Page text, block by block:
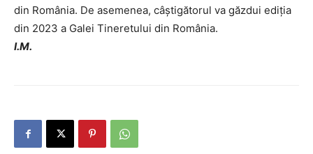
din România. De asemenea, câștigătorul va găzdui ediția
din 2023 a Galei Tineretului din România.
I.M.